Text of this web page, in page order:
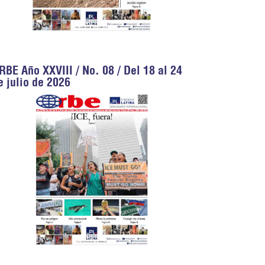
Año XXVIII / No. 08 / Del 18 al 24
julio de 2026